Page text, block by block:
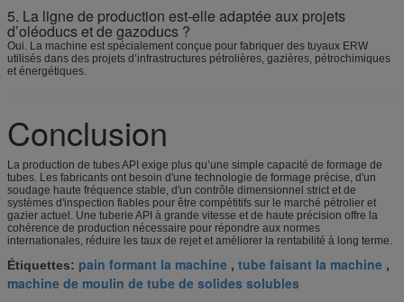
5. La ligne de production est-elle adaptée aux projets
d’oléoducs et de gazoducs ?
Oui. La machine est spécialement conçue pour fabriquer des tuyaux ERW
utilisés dans des projets d’infrastructures pétrolières, gazières, pétrochimiques
et énergétiques.
Conclusion
La production de tubes API exige plus qu’une simple capacité de formage de
tubes. Les fabricants ont besoin d'une technologie de formage précise, d'un
soudage haute fréquence stable, d'un contrôle dimensionnel strict et de
systèmes d'inspection fiables pour être compétitifs sur le marché pétrolier et
gazier actuel. Une tuberie API à grande vitesse et de haute précision offre la
cohérence de production nécessaire pour répondre aux normes
internationales, réduire les taux de rejet et améliorer la rentabilité à long terme.
Étiquettes: pain formant la machine , tube faisant la machine ,
machine de moulin de tube de solides solubles